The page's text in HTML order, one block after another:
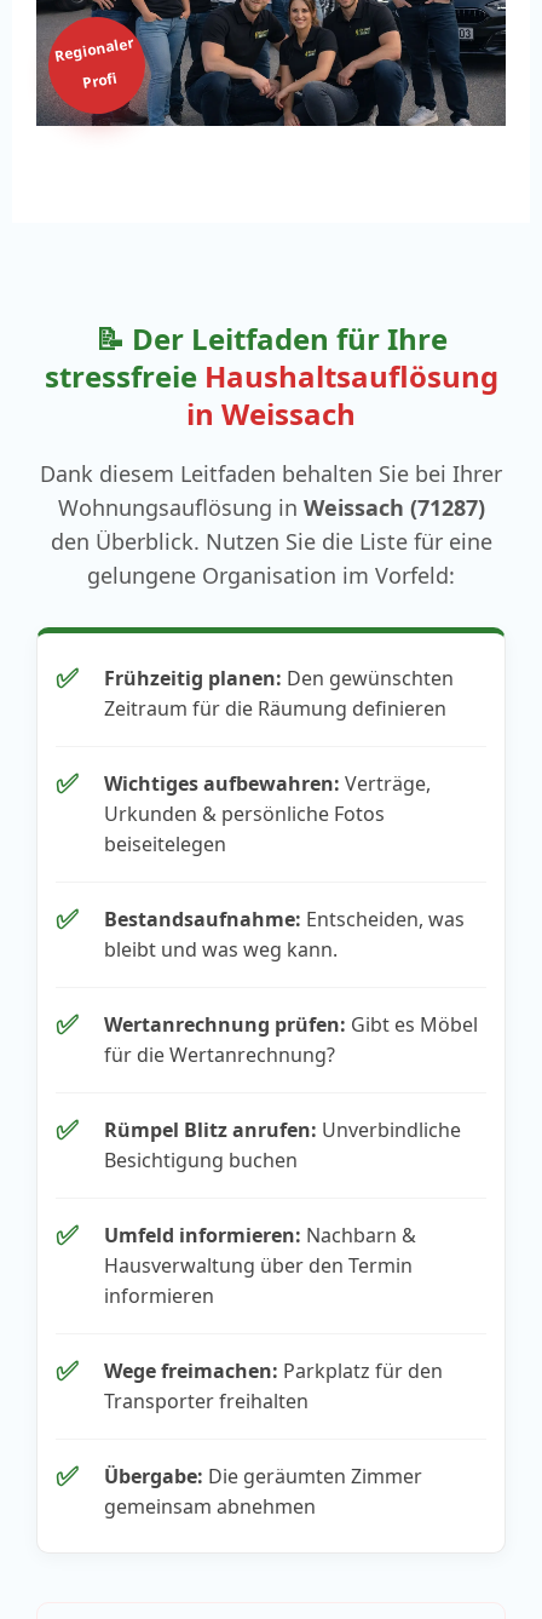
Regionaler
Profi
📝 Der Leitfaden für Ihre
stressfreie Haushaltsauflösung
in Weissach
Dank diesem Leitfaden behalten Sie bei Ihrer
Wohnungsauflösung in Weissach (71287)
den Überblick. Nutzen Sie die Liste für eine
gelungene Organisation im Vorfeld:
✅ Frühzeitig planen: Den gewünschten
Zeitraum für die Räumung definieren
✅ Wichtiges aufbewahren: Verträge,
Urkunden & persönliche Fotos
beiseitelegen
✅ Bestandsaufnahme: Entscheiden, was
bleibt und was weg kann.
✅ Wertanrechnung prüfen: Gibt es Möbel
für die Wertanrechnung?
✅ Rümpel Blitz anrufen: Unverbindliche
Besichtigung buchen
✅ Umfeld informieren: Nachbarn &
Hausverwaltung über den Termin
informieren
✅ Wege freimachen: Parkplatz für den
Transporter freihalten
✅ Übergabe: Die geräumten Zimmer
gemeinsam abnehmen